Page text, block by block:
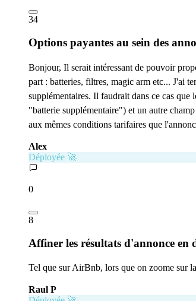
34
Options payantes au sein des
Bonjour, Il serait intéressant de pouvoir
part : batteries, filtres, magic arm etc... J'ai
supplémentaires. Il faudrait dans ce cas
"batterie supplémentaire") et un autre
aux mêmes conditions tarifaires que
Alex
Déployée 🚀
0
8
Affiner les résultats d'annonce en
Tel que sur AirBnb, lors que on zoome sur
Raul P